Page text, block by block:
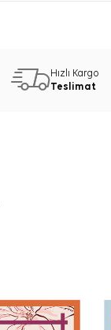
Hızlı Kargo
Teslimat